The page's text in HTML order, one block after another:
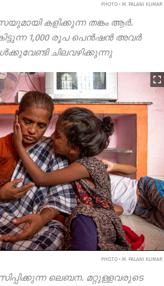
PHOTO • M. PALANI KUMAR
കളിക്കുന്ന തങ്കം ആർ.
1,000 രൂപ പെൻഷൻ അവർ
ചിലവഴിക്കുന്നു
PHOTO • M. PALANI KUMAR
ലെബന. മറ്റുള്ളവരുടെ